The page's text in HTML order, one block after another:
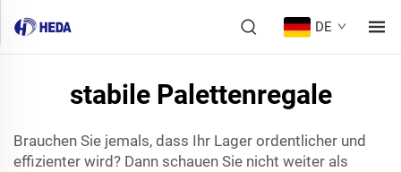
DE
stabile Palettenregale
Brauchen Sie jemals, dass Ihr Lager ordentlicher und
effizienter wird? Dann schauen Sie nicht weiter als